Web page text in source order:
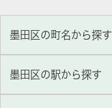
墨田区の町名から探す
墨田区の駅から探す